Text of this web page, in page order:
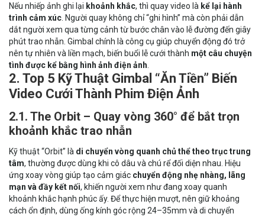
Nếu nhiếp ảnh ghi lại khoảnh khắc, thì quay video là kể lại hành
trình cảm xúc. Người quay không chỉ “ghi hình” mà còn phải dẫn
dắt người xem qua từng cảnh từ bước chân vào lễ đường đến giây
phút trao nhẫn. Gimbal chính là công cụ giúp chuyển động đó trở
nên tự nhiên và liền mạch, biến buổi lễ cưới thành một câu chuyện
tình được kể bằng hình ảnh điện ảnh.
2. Top 5 Kỹ Thuật Gimbal “Ăn Tiền” Biến
Video Cưới Thành Phim Điện Ảnh
2.1. The Orbit – Quay vòng 360° để bắt trọn
khoảnh khắc trao nhẫn
Kỹ thuật “Orbit” là di chuyển vòng quanh chủ thể theo trục trung
tâm, thường được dùng khi cô dâu và chú rể đối diện nhau. Hiệu
ứng xoay vòng giúp tạo cảm giác chuyển động nhẹ nhàng, lãng
mạn và đầy kết nối, khiến người xem như đang xoay quanh
khoảnh khắc hạnh phúc ấy. Để thực hiện mượt, nên giữ khoảng
cách ổn định, dùng ống kính góc rộng 24–35mm và di chuyển